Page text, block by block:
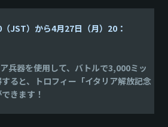
JST）から4月27日（月）20：
兵器を使用して、バトルで3,000ミッ
ると、トロフィー「イタリア解放記念
きます！